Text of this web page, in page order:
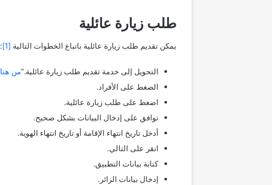
طلب زيارة عائلية
يمكن تقديم طلب زيارة عائلية باتباع الخطوات التالية [1]
:
التحويل إلى خدمة تقديم طلب زيارة عائلية.”من هنا
الضغط على الأفراد.
اضغط على طلب زيارة عائلية.
توافق على إدخال البيانات بشكل صحيح.
أدخل تاريخ انتهاء الإقامة أو تاريخ انتهاء الهوية.
انقر على التالي.
كتابة بيانات التطبيق.
إدخال بيانات الزائر.